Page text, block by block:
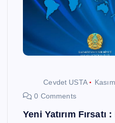
Cevdet USTA
0 Comments
Yeni Yatırım Fırsatı